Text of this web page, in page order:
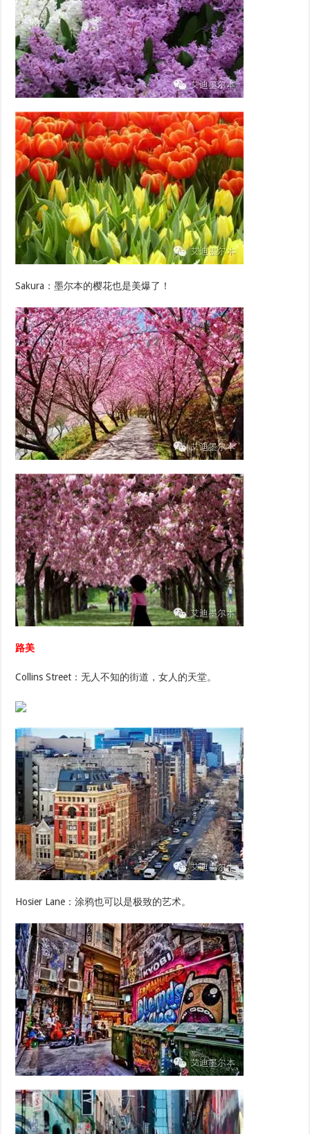
Sakura：墨尔本的樱花也是美爆了！
路美
Collins Street：无人不知的街道，女人的天堂。
Hosier Lane：涂鸦也可以是极致的艺术。